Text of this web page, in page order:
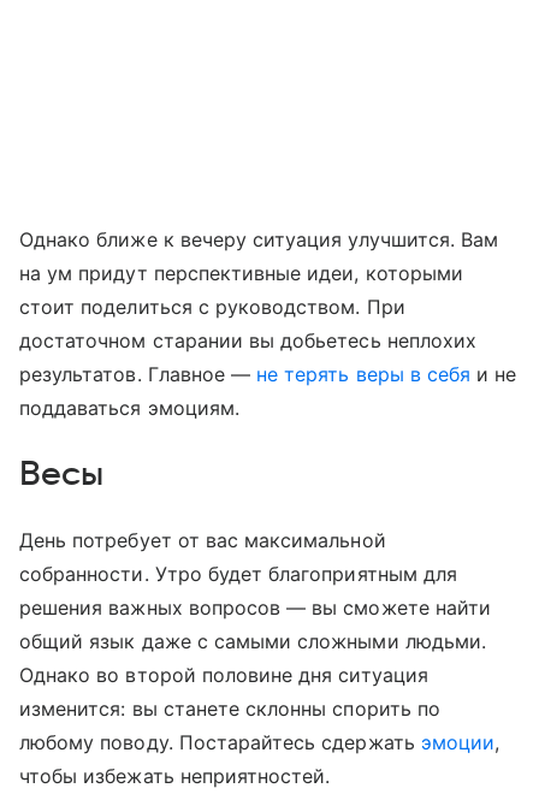
Однако ближе к вечеру ситуация улучшится. Вам
на ум придут перспективные идеи, которыми
стоит поделиться с руководством. При
достаточном старании вы добьетесь неплохих
результатов. Главное — не терять веры в себя и не
поддаваться эмоциям.
Весы
День потребует от вас максимальной
собранности. Утро будет благоприятным для
решения важных вопросов — вы сможете найти
общий язык даже с самыми сложными людьми.
Однако во второй половине дня ситуация
изменится: вы станете склонны спорить по
любому поводу. Постарайтесь сдержать эмоции,
чтобы избежать неприятностей.